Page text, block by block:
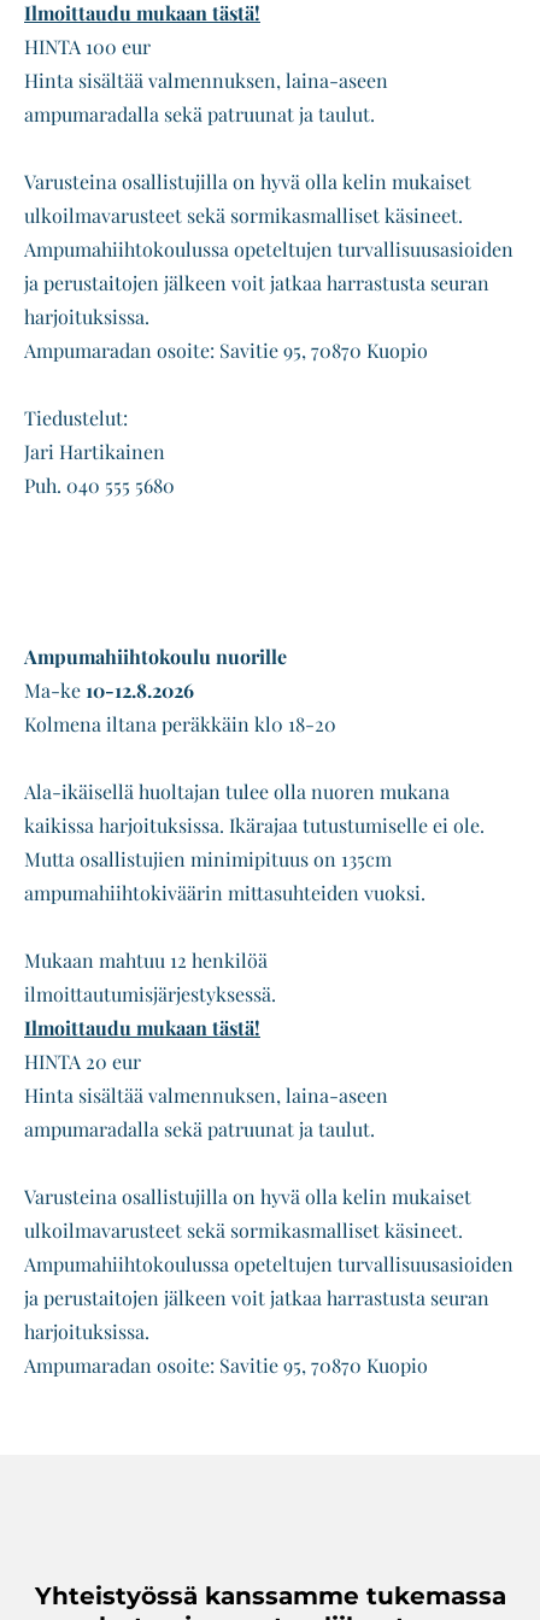
Ilmoittaudu mukaan tästä!
HINTA 100 eur
Hinta sisältää valmennuksen, laina-aseen
ampumaradalla sekä patruunat ja taulut.
Varusteina osallistujilla on hyvä olla kelin mukaiset
ulkoilmavarusteet sekä sormikasmalliset käsineet.
Ampumahiihtokoulussa opeteltujen turvallisuusasioiden
ja perustaitojen jälkeen voit jatkaa harrastusta seuran
harjoituksissa.
Ampumaradan osoite: Savitie 95, 70870 Kuopio
Tiedustelut:
Jari Hartikainen
Puh. 040 555 5680
​Ampumahiihtokoulu nuorille
Ma-ke10-12.8.2026
Kolmena iltana peräkkäin kl0 18-20​
Ala-ikäisellä huoltajan tulee olla nuoren mukana
kaikissa harjoituksissa. Ikärajaa tutustumiselle ei ole.
Mutta osallistujien minimipituus on 135cm
ampumahiihtokiväärin mittasuhteiden vuoksi.
Mukaan mahtuu 12 henkilöä
ilmoittautumisjärjestyksessä.
Ilmoittaudu mukaan tästä!
HINTA 20 eur
Hinta sisältää valmennuksen, laina-aseen
ampumaradalla sekä patruunat ja taulut.
Varusteina osallistujilla on hyvä olla kelin mukaiset
ulkoilmavarusteet sekä sormikasmalliset käsineet.
Ampumahiihtokoulussa opeteltujen turvallisuusasioiden
ja perustaitojen jälkeen voit jatkaa harrastusta seuran
harjoituksissa.
Ampumaradan osoite: Savitie 95, 70870 Kuopio
Yhteistyössä kanssamme tukemassa
Yhteystiedot
Yhteystiedot
Majoitus
Puijon Hiihdot ja Iivo-cup 7-8.1.2023
Nuorten SM-hiihdot
Ajankohtaista
Ohjelma
Latukartat ja aluekartat
Lähtölistat ja tulokset
Media
Live Stream
Iivo-cup parisprintit 7.2.2021
FIS Puijon Ensilumenhiihdot 2-3.1.2021
Iivo-cup ja parisprintit 8-9.2.2020
Puijon Hiihdot 4.1.2020